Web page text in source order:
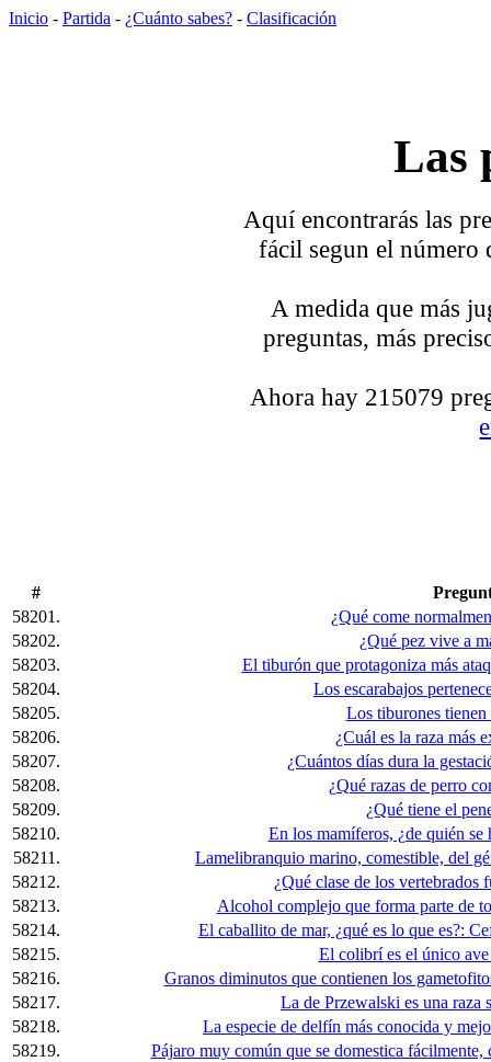
Inicio - Partida - ¿Cuánto sabes? - Clasificación
Las
Aquí encontrarás las
fácil segun el número
A medida que más
preguntas, más
Ahora hay 215079
#
58201.
¿Qué come
58202.
¿Qué pez vive a
58203.
El tiburón que protagoniza más
58204.
Los escarabajos
58205.
Los tiburones
58206.
¿Cuál es la raza más
58207.
¿Cuántos días dura la
58208.
¿Qué razas de perro
58209.
¿Qué tiene el
58210.
En los mamíferos, ¿de quién se
58211.
Lamelibranquio marino, comestible, del
58212.
¿Qué clase de los vertebrados
58213.
Alcohol complejo que forma parte de
58214.
El caballito de mar, ¿qué es lo que es?:
58215.
El colibrí es el único
58216.
Granos diminutos que contienen los
58217.
La de Przewalski es una raza
58218.
La especie de delfín más conocida y
58219.
Pájaro muy común que se domestica